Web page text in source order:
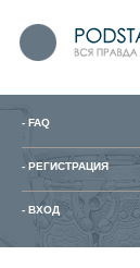
- FAQ
- РЕГИСТРАЦИЯ
- ВХОД